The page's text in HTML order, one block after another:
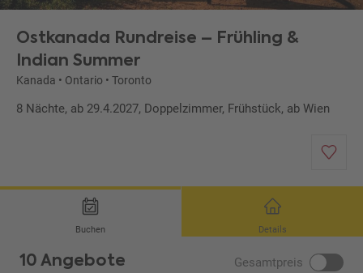
Ostkanada Rundreise – Frühling &
Indian Summer
Kanada • Ontario • Toronto
8 Nächte, ab 29.4.2027, Doppelzimmer, Frühstück, ab Wien
Buchen Details
10 Angebote Gesamtpreis